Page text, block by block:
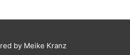
by Meike Kranz